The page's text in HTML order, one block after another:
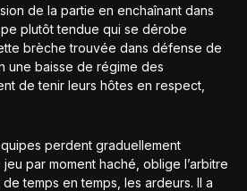
de la partie en enchaînant dans
plutôt tendue qui se dérobe
brèche trouvée dans défense de
une baisse de régime des
de tenir leurs hôtes en respect,
perdent graduellement
jeu par moment haché, oblige l’arbitre
temps en temps, les ardeurs. Il a